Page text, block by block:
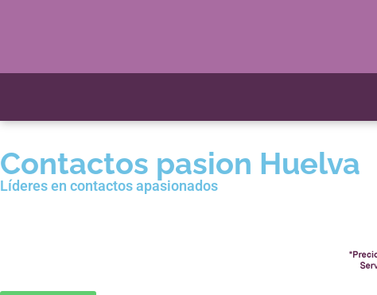
Contactos pasion Huelva
Líderes en contactos apasionados